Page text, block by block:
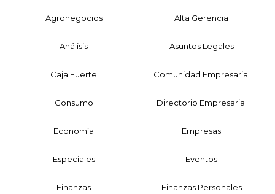
Agronegocios Alta Gerencia
Análisis Asuntos Legales
Caja Fuerte Comunidad Empresarial
Consumo Directorio Empresarial
Economía Empresas
Especiales Eventos
Finanzas Finanzas Personales